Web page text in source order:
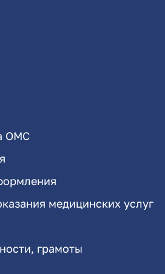
ОМС
медицинских услуг
грамоты